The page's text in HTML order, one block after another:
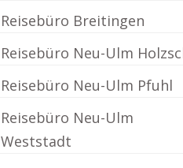
Reisebüro Breitingen
Reisebüro Neu-Ulm
Reisebüro Neu-Ulm Pfuhl
Reisebüro Neu-Ulm
Weststadt